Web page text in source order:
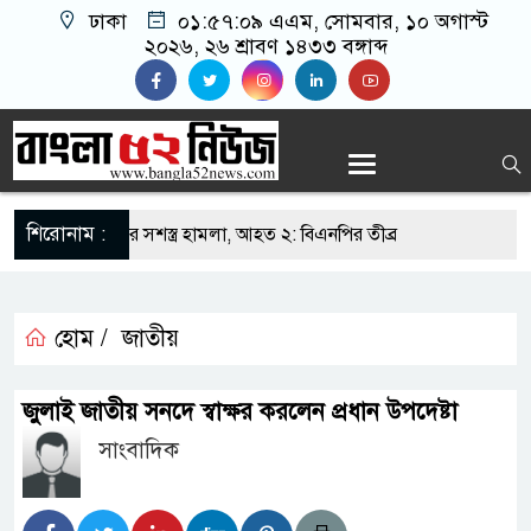
ঢাকা ০১:৫৭:১০ এএম, সোমবার, ১০ অগাস্ট
২০২৬, ২৬ শ্রাবণ ১৪৩৩ বঙ্গাব্দ
শিরোনাম :
নেতার ওপর সশস্ত্র হামলা, আহত ২: বিএনপির তীব্র
আদিবাসী দিবস পালন
সুযোগ পেলে শক্তিশালী হবে দেশের ভবিষ্যৎ
হোম / জাতীয়
জুলাই জাতীয় সনদে স্বাক্ষর করলেন প্রধান উপদেষ্টা
সাংবাদিক